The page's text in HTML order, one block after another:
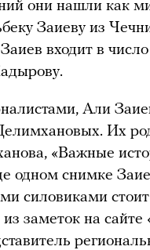
они нашли как
Заиеву из
входит в
Али
Их
«Важные
одном снимке
силовиками
заметок на сайте